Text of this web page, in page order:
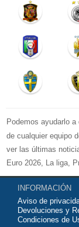
Podemos ayudarlo
de cualquier equipo
ver las últimas
Euro 2026, La liga,
internacionales de
Comprecamisetas
de Europa.
kits europeos e
INFORMACIÓN
Aviso de
Devoluciones y
Condiciones de